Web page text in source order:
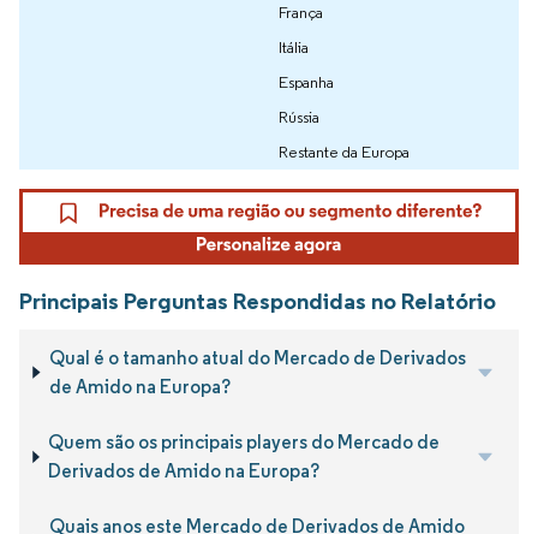
França
Itália
Espanha
Rússia
Restante da Europa
Principais Perguntas Respondidas no Relatório
Qual é o tamanho atual do Mercado de Derivados
de Amido na Europa?
Quem são os principais players do Mercado de
Derivados de Amido na Europa?
Quais anos este Mercado de Derivados de Amido